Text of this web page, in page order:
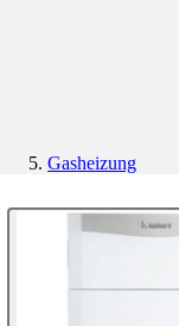
Gasheizung